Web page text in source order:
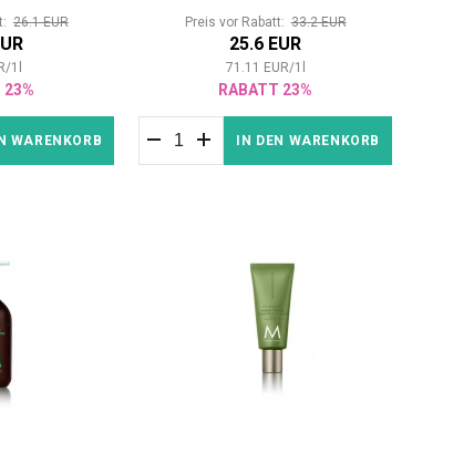
26.1 EUR
/1
23%
WARENKORB
Preis vor Rabatt:33.2 EUR
25.6 EUR
71.11 EUR/1
RABATT 23%
IN DEN WARENKORB